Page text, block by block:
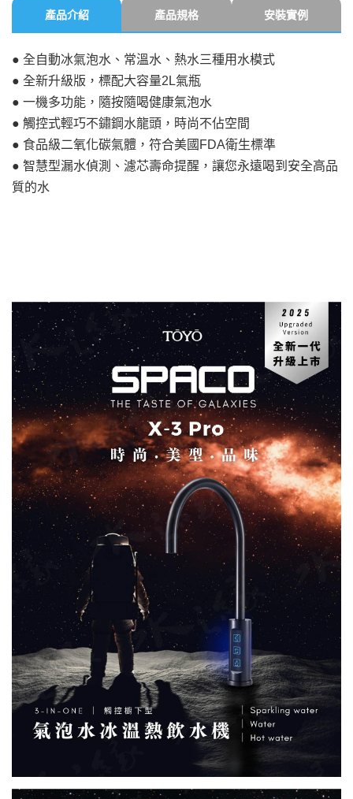
產品介紹 產品規格 安裝實例
● 全自動冰氣泡水、常溫水、熱水三種用水模式
● 全新升級版，標配大容量2L氣瓶
● 一機多功能，隨按隨喝健康氣泡水
● 觸控式輕巧不鏽鋼水龍頭，時尚不佔空間
● 食品級二氧化碳氣體，符合美國FDA衛生標準
● 智慧型漏水偵測、濾芯壽命提醒，讓您永遠喝到安全高品
質的水